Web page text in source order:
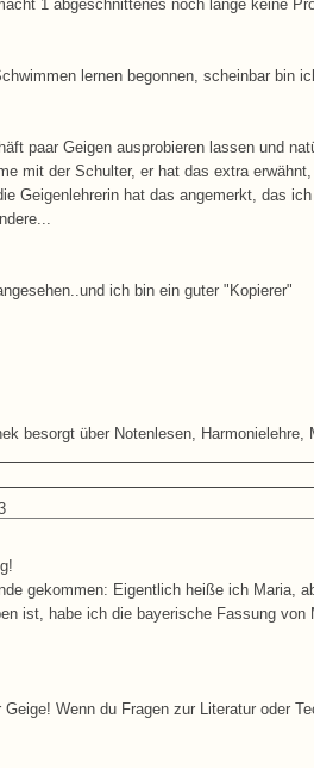
1 abgeschnittenes noch lange keine
lernen begonnen, scheinbar bin
paar Geigen ausprobieren lassen und
mit der Schulter, er hat das extra
Geigenlehrerin hat das angemerkt, das
ich bin ein guter "Kopierer"
besorgt über Notenlesen, Harmonielehre,
gekommen: Eigentlich heiße ich Maria,
ist, habe ich die bayerische Fassung
Wenn du Fragen zur Literatur oder